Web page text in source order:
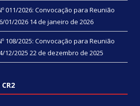
011/2026: Convocação para Reunião
01/2026 14 de janeiro de 2026
108/2025: Convocação para Reunião
12/2025 22 de dezembro de 2025